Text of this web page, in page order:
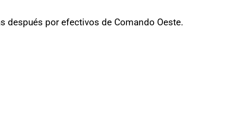
después por efectivos de Comando Oeste.